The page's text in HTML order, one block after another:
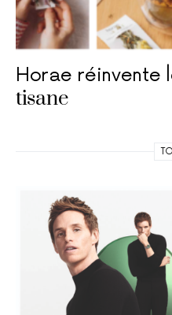
Horae réinvente
tisane